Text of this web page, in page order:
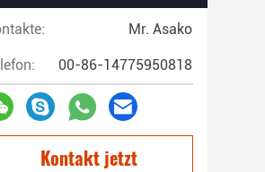
Mr. Asako
00-86-14775950818
Kontakt jetzt